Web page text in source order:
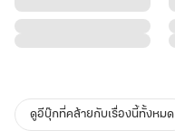
ดูอีบุ๊กที่คล้ายกับเรื่องนี้ทั้งหมด